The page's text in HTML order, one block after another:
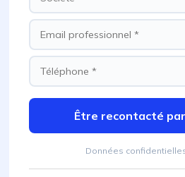
Être recontacté
Données